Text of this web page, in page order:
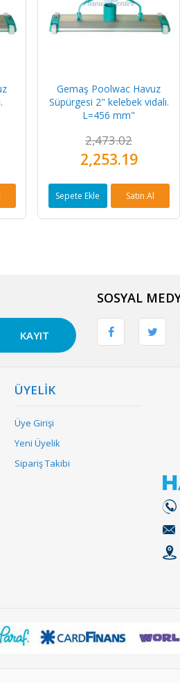
Gemaş Poolwac Havuz
Süpürgesi 2" kelebek vidalı.
L=456 mm"
2,473.02
2,253.19
Sepete Ekle Satın Al
KAYIT
SOSYAL
ÜYELİK
Üye Girişi
Yeni Üyelik
Sipariş Takibi